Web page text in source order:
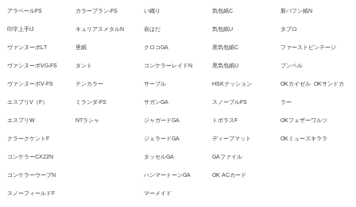
アラベールFS
印字上手IJ
ヴァンヌーボLT
ヴァンヌーボVG-FS
ヴァンヌーボV-FS
エスプリV（F）
エスプリW
クラークケントF
コンケラーCX22N
コンケラーウーブN
スノーフィールドF
カラープラン-FS
キュリアスメタルN
里紙
タント
テンカラー
ミランダ-FS
NTラシャ
い織り
岩はだ
クロコGA
コンケラーレイドN
サーブル
サガンGA
ジャガードGA
ジェラードGA
タッセルGA
ハンマートーンGA
マーメイド
気包紙C
気包紙U
黒気包紙C
黒気包紙U
HSKクッション
スノーブルFS
トポラスF
ディープマット
GAファイル
OK ACカード
新バフン紙N
タブロ
ファーストビンテージ
ブンペル
OKカイゼル OKサンドカ
ラー
OKフェザーワルツ
OKミューズキララ